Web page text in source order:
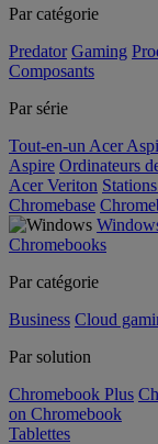
Par catégorie
Predator Gaming
Composants
Par série
Tout-en-un Acer
Aspire Ordinateurs
Acer Veriton
Chromebase
Chromebooks
Par catégorie
Business Cloud
Par solution
Chromebook Plus
on Chromebook
Tablettes